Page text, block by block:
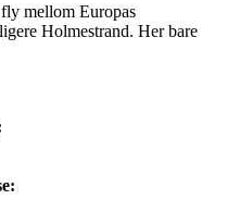
mellom Europas
Holmestrand. Her bare